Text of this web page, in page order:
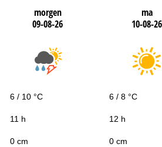
morgen
09-08-26
ma
10-08-26
6 / 10 °C 6 / 8 °C
11 h 12 h
0 cm 0 cm